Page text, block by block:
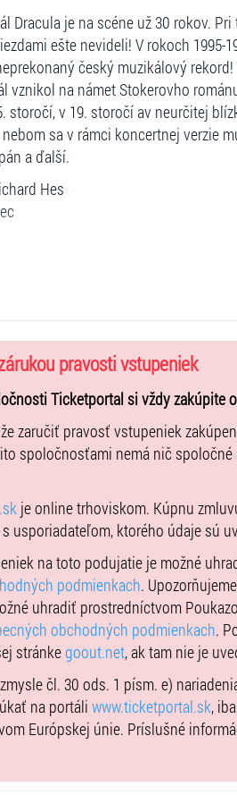
Dracula je na scéne už 30 rokov.
ešte nevideli! V rokoch 1995-
český muzikálový
vznikol na námet Stokerovho
storočí, v 19. storočí av neurčitej
sa v rámci koncertnej verzie
a ďalší.
Hes
Budatínskeho hradu v Žiline
1, 010 03 Žilina-Budatín,
hrade je veľmi obmedzené
Tu bude vytvorená
od 18:30). Dĺžka
pravosti vstupeniek
Ticketportal si vždy zakúpite
zaručiť pravosť vstupeniek
spoločnosťami nemá nič
je online trhoviskom. Kúpnu
usporiadateľom, ktorého údaje sú
na toto podujatie je možné
podmienkach.
uhradiť prostredníctvom
obchodných podmienkach.
stránkegoout.net, ak tam nie je
čl. 30 ods. 1 písm. e)
na portáli www.ticketportal.sk,
Európskej únie. Príslušné